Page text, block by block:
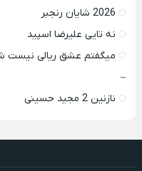
2026 شایان رنجبر
نه تایی علیرضا اسپید
میگفتم عشق ریالی نیست
–
نازنین 2 مجید حسینی